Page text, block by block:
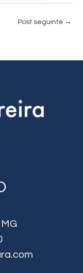
Post seguinte →